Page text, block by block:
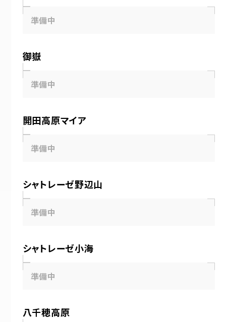
準備中
御嶽
準備中
開田高原マイア
準備中
シャトレーゼ野辺山
準備中
シャトレーゼ小海
準備中
八千穂高原